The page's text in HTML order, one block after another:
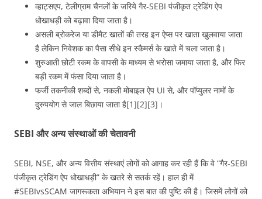
व्हाट्सएप, टेलीग्राम चैनलों के जरिये गैर‑SEBI पंजीकृत ट्रेडिंग ऐप
धोखाधड़ी को बढ़ावा दिया जाता है।
असली ब्रोकरेज या डीमैट खातों की तरह इन ऐप्स पर खाता खुलवाया जाता
है लेकिन निवेशक का पैसा सीधे इन स्कैमर्स के खाते में चला जाता है।
शुरुआती छोटी रकम के वापसी के माध्यम से भरोसा जमाया जाता है, और फिर
बड़ी रकम में फंसा दिया जाता है।
फर्जी तकनीकी शब्दों से, नकली मोबाइल ऐप UI से, और पॉप्युलर नामों के
दुरुपयोग से जाल बिछाया जाता है[1][2][3]।
SEBI और अन्य संस्थाओं की चेतावनी
SEBI, NSE, और अन्य वित्तीय संस्थाएं लोगों को आगाह कर रही हैं कि वे “गैर-SEBI
पंजीकृत ट्रेडिंग ऐप धोखाधड़ी” के खतरे से सतर्क रहें। हाल ही में
#SEBIvsSCAM जागरूकता अभियान ने इस बात की पुष्टि की है। जिसमें लोगों को